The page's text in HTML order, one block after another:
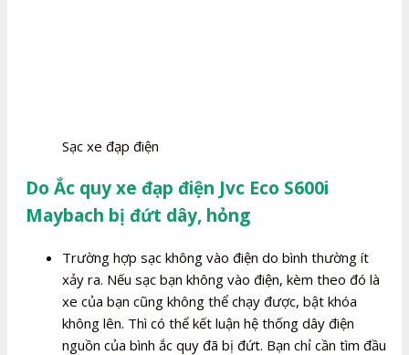
Sạc xe đạp điện
Do Ắc quy xe đạp điện Jvc Eco S600i
Maybach bị đứt dây, hỏng
Trường hợp sạc không vào điện do bình thường ít
xảy ra. Nếu sạc bạn không vào điện, kèm theo đó là
xe của bạn cũng không thể chạy được, bật khóa
không lên. Thì có thể kết luận hệ thống dây điện
nguồn của bình ắc quy đã bị đứt. Bạn chỉ cần tìm đầu